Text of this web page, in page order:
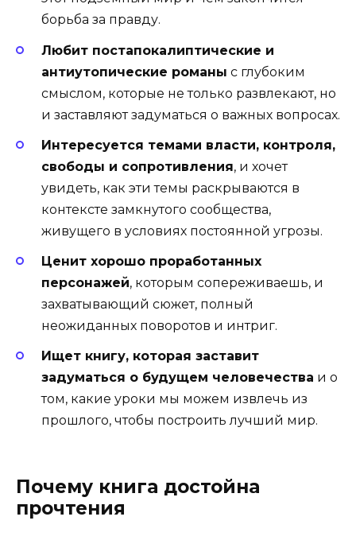
борьба за правду.
Любит постапокалиптические и
антиутопические романы с глубоким
смыслом, которые не только развлекают, но
и заставляют задуматься о важных вопросах.
Интересуется темами власти, контроля,
свободы и сопротивления, и хочет
увидеть, как эти темы раскрываются в
контексте замкнутого сообщества,
живущего в условиях постоянной угрозы.
Ценит хорошо проработанных
персонажей, которым сопереживаешь, и
захватывающий сюжет, полный
неожиданных поворотов и интриг.
Ищет книгу, которая заставит
задуматься о будущем человечества и о
том, какие уроки мы можем извлечь из
прошлого, чтобы построить лучший мир.
Почему книга достойна
прочтения